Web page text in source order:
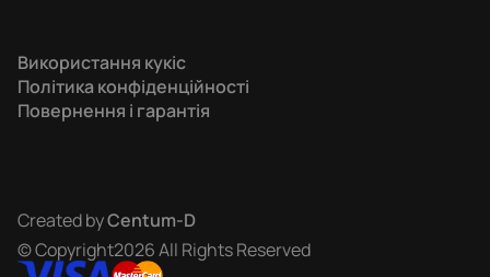
Використання кукіс
Політика конфіденційності
Повернення і гарантія
Created byCentum-D
© Copyright2026 All Rights Reserved